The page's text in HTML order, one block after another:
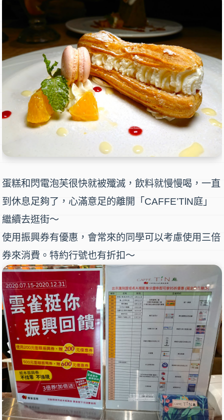
蛋糕和閃電泡芙很快就被殲滅，飲料就慢慢喝，一直
到休息足夠了，心滿意足的離開「 CAFFE’TlN庭 」
繼續去逛街～
使用振興券有優惠，會常來的同學可以考慮使用三倍
券來消費。特約行號也有折扣～